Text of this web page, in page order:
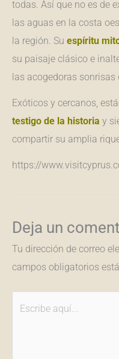
todas. Así que no es de
las aguas en la costa
la región. Su espíritu
su paisaje clásico e
las acogedoras
Exóticos y cercanos,
testigo de la historia y
compartir su amplia
https://
Deja un
Tu dirección de correo
campos obligatorios